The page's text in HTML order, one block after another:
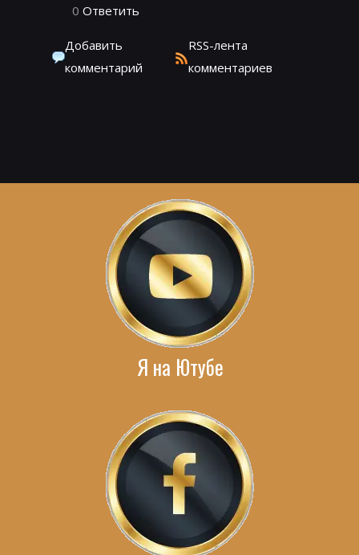
0 Ответить
Добавить
комментарий
RSS-лента
комментариев
Я на Ютубе